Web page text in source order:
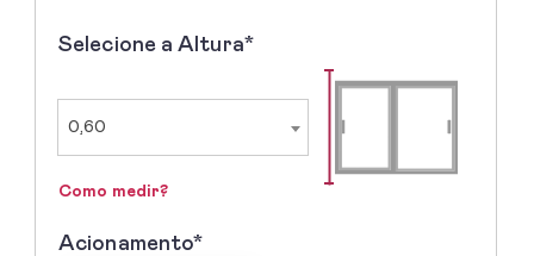
2º
Selecione a Altura*
0,60
Como medir?
3º
Acionamento*